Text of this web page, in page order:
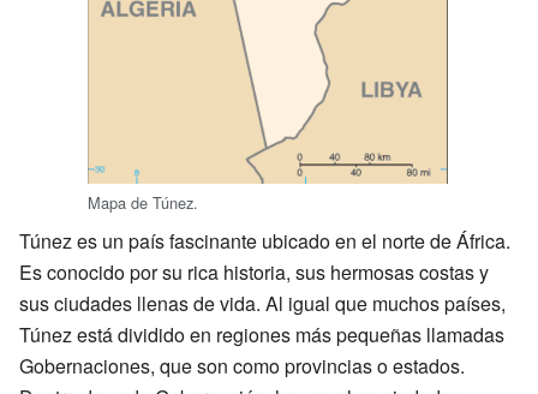
Mapa de Túnez.
Túnez es un país fascinante ubicado en el norte de África.
Es conocido por su rica historia, sus hermosas costas y
sus ciudades llenas de vida. Al igual que muchos países,
Túnez está dividido en regiones más pequeñas llamadas
Gobernaciones, que son como provincias o estados.